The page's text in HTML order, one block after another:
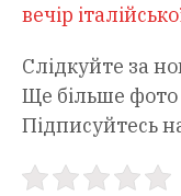
вечір
Слідкуйте за
Ще більше фото
Підписуйтесь